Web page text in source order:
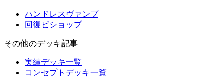
ハンドレスヴァンプ
回復ビショップ
その他のデッキ記事
実績デッキ一覧
コンセプトデッキ一覧